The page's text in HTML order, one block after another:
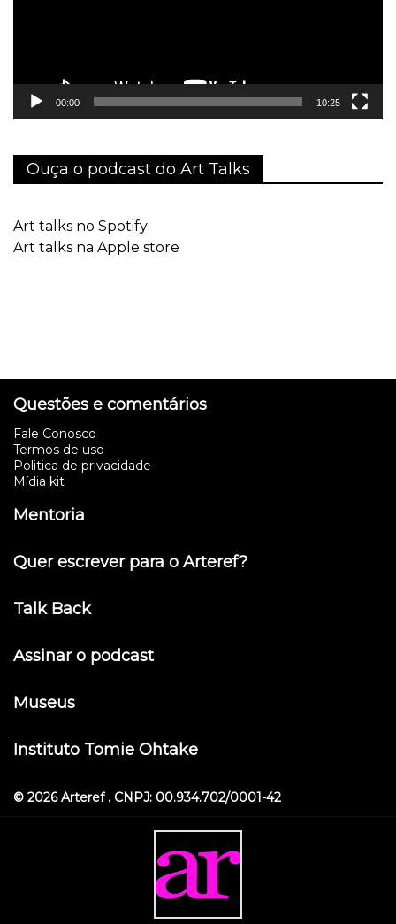
00:00 10:25
Ouça o podcast do Art Talks
Art talks no Spotify
Art talks na Apple store
Questões e comentários
Fale Conosco
Termos de uso
Politica de privacidade
Mídia kit
Mentoria
Quer escrever para o Arteref?
Talk Back
Assinar o podcast
Museus
Instituto Tomie Ohtake
© 2026 Arteref . CNPJ: 00.934.702/0001-42